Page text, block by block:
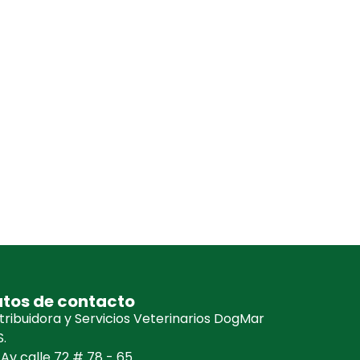
de contacto
y Servicios Veterinarios DogMar